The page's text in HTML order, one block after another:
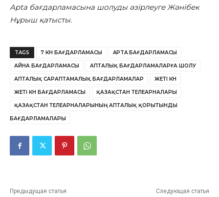
Apta бағдарламасына шолуды әзірлеуге Жәнібек
Нұрыш қатысты.
TAGS 7 КҮН БАҒДАРЛАМАСЫ APTA БАҒДАРЛАМАСЫ
АЙНА БАҒДАРЛАМАСЫ АПТАЛЫҚ БАҒДАРЛАМАЛАРҒА ШОЛУ
АПТАЛЫҚ САРАПТАМАЛЫҚ БАҒДАРЛАМАЛАР ЖЕТІ КҮН
ЖЕТІ КҮН БАҒДАРЛАМАСЫ ҚАЗАҚСТАН ТЕЛЕАРНАЛАРЫ
ҚАЗАҚСТАН ТЕЛЕАРНАЛАРЫНЫҢ АПТАЛЫҚ ҚОРЫТЫНДЫ
БАҒДАРЛАМАЛАРЫ
Предыдущая статья Следующая статья